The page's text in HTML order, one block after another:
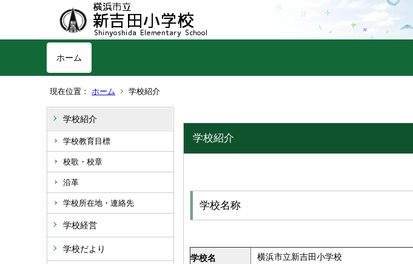
ホーム
現在位置： ホーム 学校紹介
学校紹介
学校教育目標
校歌・校章
沿革
学校所在地・連絡先
学校経営
学校だより
学校紹介
学校名称
学校名
横浜市立新吉田小学校